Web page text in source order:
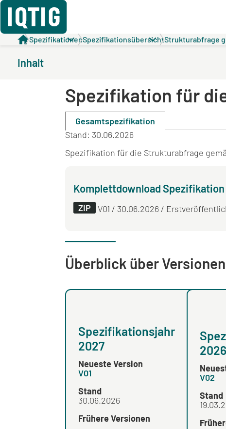
SpezifikationenSpezifikationsübersichtStrukturabfrage
Inhalt
Spezifikation für
Gesamtspezifikation
Stand: 30.06.2026
Spezifikation für die Strukturabfrage
Komplettdownload
ZIP V01 / 30.06.2026 /
Überblick über
Spezifikationsjahr
2027
Neueste Version
V01
Stand
30.06.2026
Frühere Versionen
2026
V02
Stand